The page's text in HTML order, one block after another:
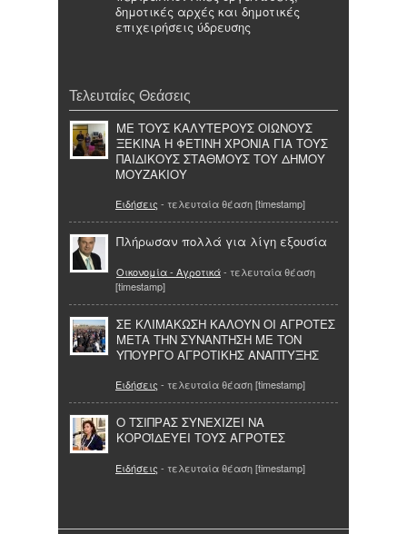
δημοτικές αρχές και δημοτικές
επιχειρήσεις ύδρευσης
Τελευταίες Θεάσεις
ΜΕ ΤΟΥΣ ΚΑΛΥΤΕΡΟΥΣ ΟΙΩΝΟΥΣ
ΞΕΚΙΝΑ Η ΦΕΤΙΝΗ ΧΡΟΝΙΑ ΓΙΑ ΤΟΥΣ
ΠΑΙΔΙΚΟΥΣ ΣΤΑΘΜΟΥΣ ΤΟΥ ΔΗΜΟΥ
ΜΟΥΖΑΚΙΟΥ
Ειδήσεις - τελευταία θέαση [timestamp]
Πλήρωσαν πολλά για λίγη εξουσία
Οικονομία - Αγροτικά- τελευταία θέαση
[timestamp]
ΣΕ ΚΛΙΜΑΚΩΣΗ ΚΑΛΟΥΝ ΟΙ ΑΓΡΟΤΕΣ
ΜΕΤΑ ΤΗΝ ΣΥΝΑΝΤΗΣΗ ΜΕ ΤΟΝ
ΥΠΟΥΡΓΟ ΑΓΡΟΤΙΚΗΣ ΑΝΑΠΤΥΞΗΣ
Ειδήσεις - τελευταία θέαση [timestamp]
Ο ΤΣΙΠΡΑΣ ΣΥΝΕΧΙΖΕΙ ΝΑ
ΚΟΡΟΪΔΕΥΕΙ ΤΟΥΣ ΑΓΡΟΤΕΣ
Ειδήσεις - τελευταία θέαση [timestamp]